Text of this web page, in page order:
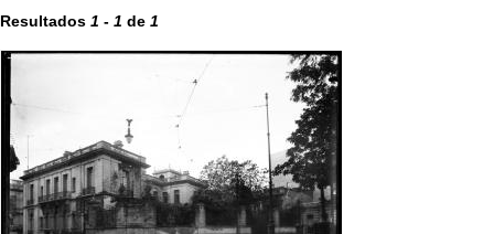
Resultados 1 - 1 de 1